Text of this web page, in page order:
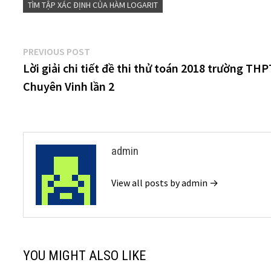
TÌM TẬP XÁC ĐỊNH CỦA HÀM LOGARIT
Điều
hướng
bài
PREVIOUS POST
post:
Lời giải chi tiết đề thi thử toán 2018 trường
Chuyên Vinh lần 2
admin
View all posts by admin →
YOU MIGHT ALSO LIKE